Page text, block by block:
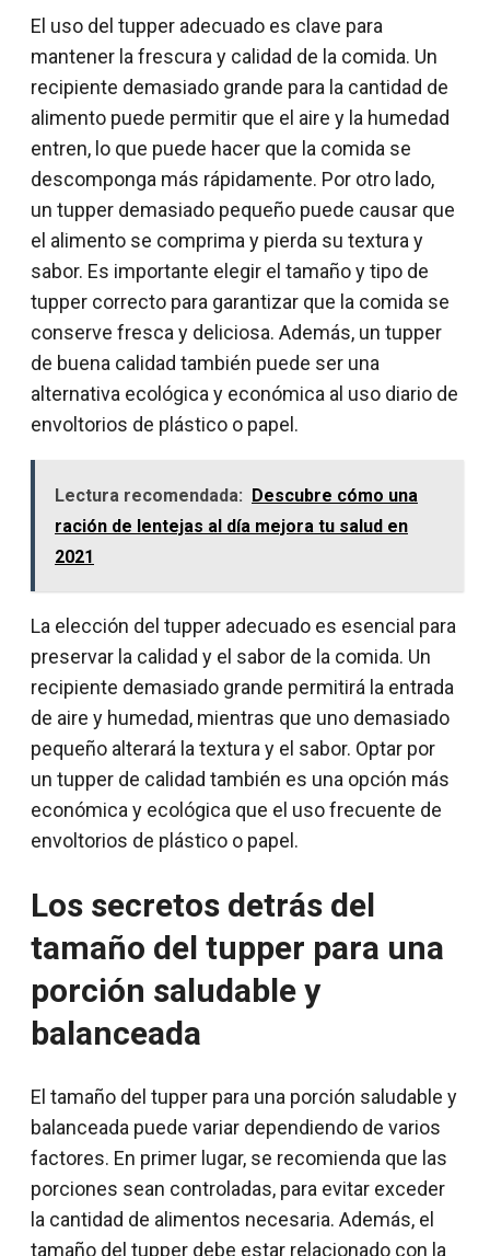
El uso del tupper adecuado es clave para
mantener la frescura y calidad de la comida. Un
recipiente demasiado grande para la cantidad de
alimento puede permitir que el aire y la humedad
entren, lo que puede hacer que la comida se
descomponga más rápidamente. Por otro lado,
un tupper demasiado pequeño puede causar que
el alimento se comprima y pierda su textura y
sabor. Es importante elegir el tamaño y tipo de
tupper correcto para garantizar que la comida se
conserve fresca y deliciosa. Además, un tupper
de buena calidad también puede ser una
alternativa ecológica y económica al uso diario de
envoltorios de plástico o papel.
Lectura recomendada: Descubre cómo una
ración de lentejas al día mejora tu salud en
2021
La elección del tupper adecuado es esencial para
preservar la calidad y el sabor de la comida. Un
recipiente demasiado grande permitirá la entrada
de aire y humedad, mientras que uno demasiado
pequeño alterará la textura y el sabor. Optar por
un tupper de calidad también es una opción más
económica y ecológica que el uso frecuente de
envoltorios de plástico o papel.
Los secretos detrás del
tamaño del tupper para una
porción saludable y
balanceada
El tamaño del tupper para una porción saludable y
balanceada puede variar dependiendo de varios
factores. En primer lugar, se recomienda que las
porciones sean controladas, para evitar exceder
la cantidad de alimentos necesaria. Además, el
tamaño del tupper debe estar relacionado con la